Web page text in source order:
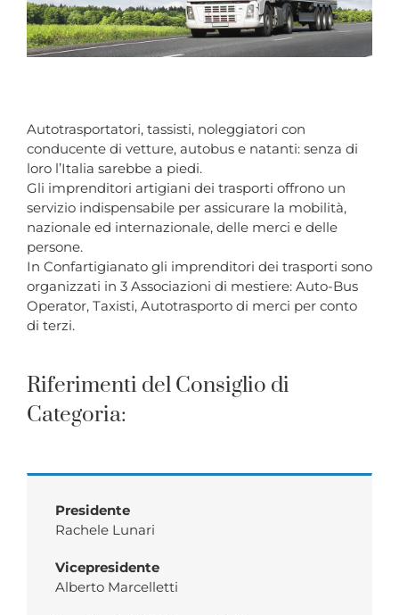
Autotrasportatori, tassisti, noleggiatori con
conducente di vetture, autobus e natanti: senza di
loro l’Italia sarebbe a piedi.
Gli imprenditori artigiani dei trasporti offrono un
servizio indispensabile per assicurare la mobilità,
nazionale ed internazionale, delle merci e delle
persone.
In Confartigianato gli imprenditori dei trasporti sono
organizzati in 3 Associazioni di mestiere: Auto-Bus
Operator, Taxisti, Autotrasporto di merci per conto
di terzi.
Riferimenti del Consiglio di
Categoria:
Presidente
Rachele Lunari
Vicepresidente
Alberto Marcelletti